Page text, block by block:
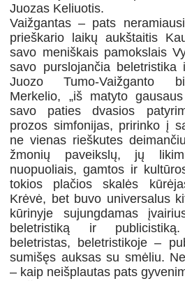
Juozas Keliuotis.
Vaižgantas – pats
prieškario laikų aukštaitis
savo meniškais pamokslais
savo purslojančia beletristika
Juozo Tumo-Vaižganto
Merkelio, „iš matyto
savo paties dvasios
prozos simfonijas, pririnko į
ne vienas rieškutes
žmonių paveikslų, jų
nuopuoliais, gamtos ir
tokios plačios skalės
Krėvė, bet buvo universalus
kūrinyje sujungdamas
beletristiką ir
beletristas, beletristikoje –
sumišęs auksas su smėliu.
– kaip neišplautas pats